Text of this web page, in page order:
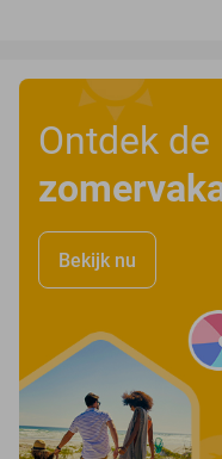
Ontdek
Bekijk nu